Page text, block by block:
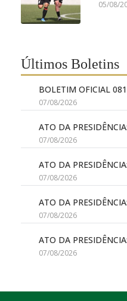
05/08/
Últimos Boletins
BOLETIM OFICIAL
07/08/2026
ATO DA
07/08/2026
ATO DA
07/08/2026
ATO DA
07/08/2026
ATO DA
07/08/2026